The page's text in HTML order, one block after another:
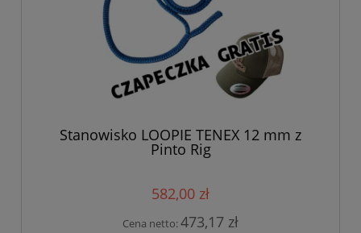
Stanowisko LOOPIE TENEX 12 mm z
Pinto Rig
582,00 zł
Cena netto:473,17 zł